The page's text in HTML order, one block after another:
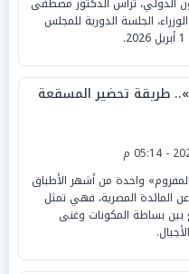
الجلسة الدورية للمجلس
طريقة تحضير المسقعة
واحدة من أشهر الأطباق
المائدة المصرية، فهي تمثل
بين بساطة المكونات وغنى